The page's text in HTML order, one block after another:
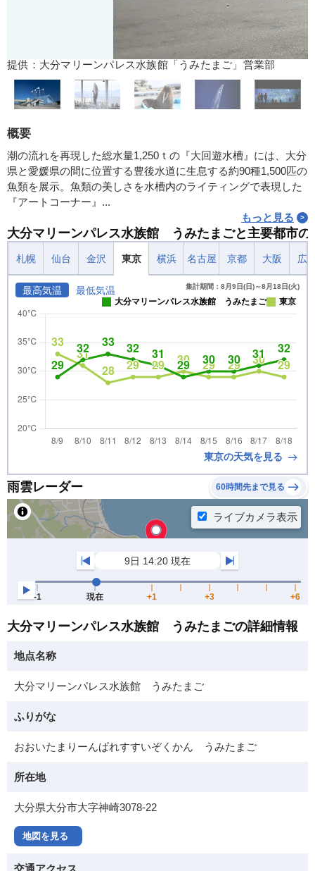
提供：大分マリーンパレス水族館「うみたまご」営業部
概要
潮の流れを再現した総水量1,250ｔの『大回遊水槽』には、大分
県と愛媛県の間に位置する豊後水道に生息する約90種1,500匹の
魚類を展示。魚類の美しさを水槽内のライティングで表現した
『アートコーナー』...
もっと見る
大分マリーンパレス水族館 うみたまごと主要都市の
札幌 仙台 金沢 東京 横浜 名古屋 京都 大阪 広
最高気温 最低気温 集計期間：8月9日(日)～8月18日(火)
大分マリーンパレス水族館 うみたまご 東京
東京の天気を見る
雨雲レーダー 60時間先まで見る
大分マリーンパレス水族館 うみたまごの詳細情報
地点名称
大分マリーンパレス水族館 うみたまご
ふりがな
おおいたまりーんぱれすすいぞくかん うみたまご
所在地
大分県大分市大字神崎3078-22
地図を見る
交通アクセス